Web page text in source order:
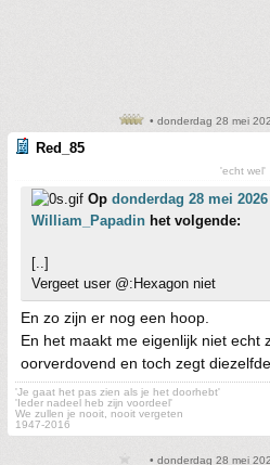
• donderdag 28 mei
Red_85
'echt wel'
Op donderdag 28 mei 2026
William_Papadin het volgende:
[..]
Vergeet user @:Hexagon niet
En zo zijn er nog een hoop.
En het maakt me eigenlijk niet echt
oorverdovend en toch zegt
'Je gaat het pas zien als je het doorhebt'
'Ieder nadeel heb zijn voordeel'
We zullen je nooit, nooit vergeten
1947-2016
• donderdag 28 mei